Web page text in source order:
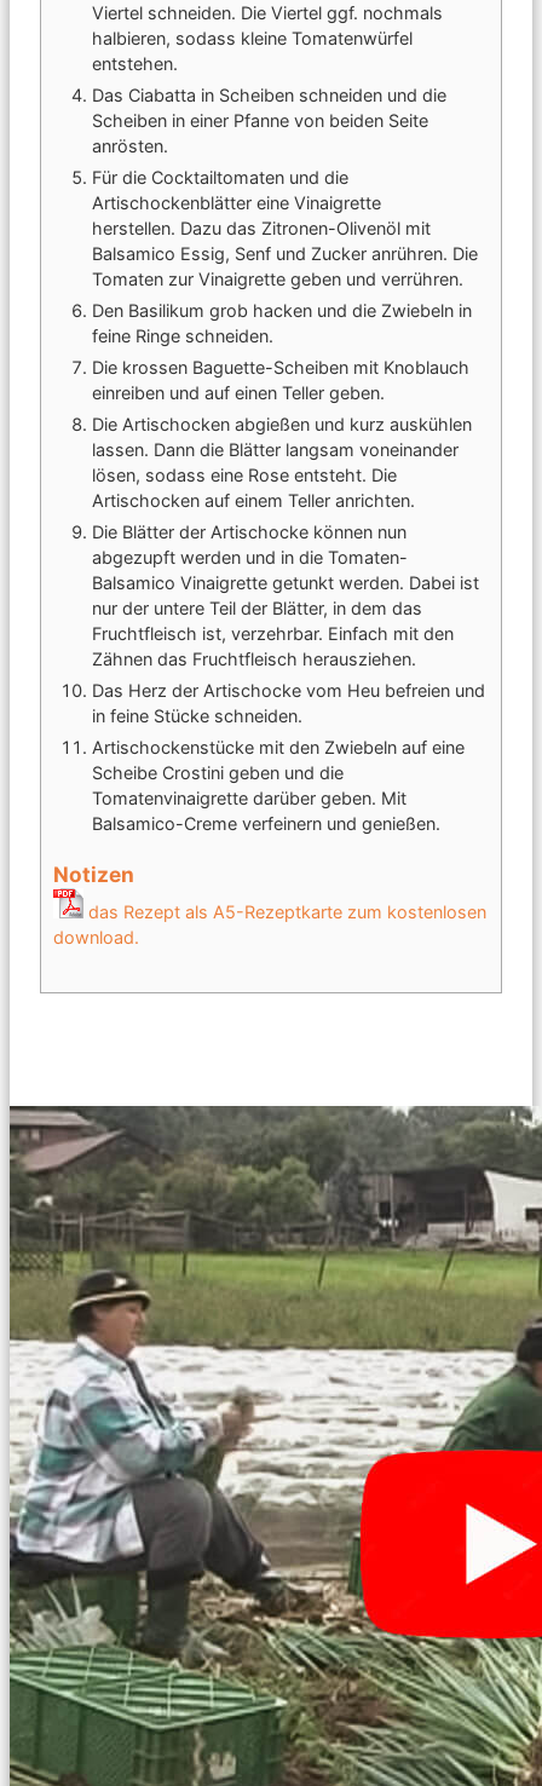
Viertel schneiden. Die Viertel ggf. nochmals
halbieren, sodass kleine Tomatenwürfel
entstehen.
Das Ciabatta in Scheiben schneiden und die
Scheiben in einer Pfanne von beiden Seite
anrösten.
Für die Cocktailtomaten und die
Artischockenblätter eine Vinaigrette
herstellen. Dazu das Zitronen-Olivenöl mit
Balsamico Essig, Senf und Zucker anrühren. Die
Tomaten zur Vinaigrette geben und verrühren.
Den Basilikum grob hacken und die Zwiebeln in
feine Ringe schneiden.
Die krossen Baguette-Scheiben mit Knoblauch
einreiben und auf einen Teller geben.
Die Artischocken abgießen und kurz auskühlen
lassen. Dann die Blätter langsam voneinander
lösen, sodass eine Rose entsteht. Die
Artischocken auf einem Teller anrichten.
Die Blätter der Artischocke können nun
abgezupft werden und in die Tomaten-
Balsamico Vinaigrette getunkt werden. Dabei ist
nur der untere Teil der Blätter, in dem das
Fruchtfleisch ist, verzehrbar. Einfach mit den
Zähnen das Fruchtfleisch herausziehen.
Das Herz der Artischocke vom Heu befreien und
in feine Stücke schneiden.
Artischockenstücke mit den Zwiebeln auf eine
Scheibe Crostini geben und die
Tomatenvinaigrette darüber geben. Mit
Balsamico-Creme verfeinern und genießen.
Notizen
das Rezept als A5-Rezeptkarte zum kostenlosen
download.